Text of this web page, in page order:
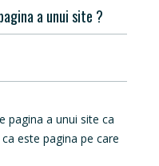
a unui site ?
pagina a unui site ca
este pagina pe care